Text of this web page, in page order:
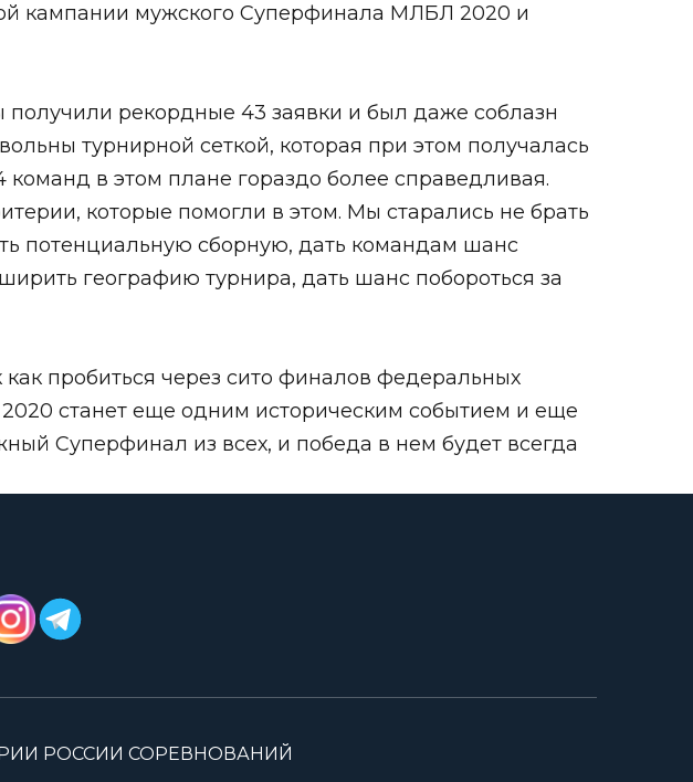
кампании мужского Суперфинала МЛБЛ 2020 и
рекордные 43 заявки и был даже соблазн
турнирной сеткой, которая при этом получалась
команд в этом плане гораздо более справедливая.
которые помогли в этом. Мы старались не брать
потенциальную сборную, дать командам шанс
географию турнира, дать шанс побороться за
пробиться через сито финалов федеральных
станет еще одним историческим событием и еще
Суперфинал из всех, и победа в нем будет всегда
РОССИИ СОРЕВНОВАНИЙ